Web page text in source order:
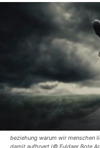
beziehung warum wir menschen
damit aufhoert (© Fuldaer Bote